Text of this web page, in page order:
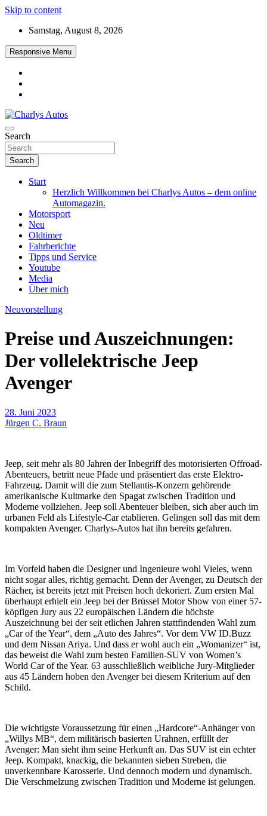
Skip to content
Samstag, August 8, 2026
Responsive Menu
Charlys Autos
Das neue Automagazin – global. regional. informativ. interaktiv
Search
Search
Start
Herzlich Willkommen bei Charlys Autos – dem online
Automagazin.
Motorsport
Neu
Oldtimer
Fahrberichte
Tipps und Service
Youtube
Media
Über mich
Neuvorstellung
Preise und Auszeichnungen:
Der vollelektrische Jeep
Avenger
28. Juni 2023
Jürgen C. Braun
Jeep, seit mehr als 80 Jahren der Inbegriff des motorisierten Offroad-
Abenteuers, betritt neue Pfade und präsentiert das erste Elektro-
Fahrzeug. Damit will die zum Stellantis-Konzern gehörende
amerikanische Kultmarke den Spagat zwischen Tradition und
Moderne vollziehen. Jeep soll Abenteuer bleiben, sich aber auch im
urbanen Feld als Lifestyle-Car etablieren. Gelingen soll das mit dem
kompakten Avenger. Charlys-Autos hat ihn bereits gefahren.
Im Vorfeld haben die Designer und Ingenieure wohl Vieles, wenn
nicht sogar alles, richtig gemacht. Denn der Avenger, zu Deutsch der
Rächer, ist bereits jetzt mit Preisen hoch dekoriert. Zum ersten Mal
überhaupt erhielt ein Jeep bei der Brüssel Motor Show von einer 57-
köpfigen Jury aus 22 europäischen Ländern die höchste
Auszeichnung bei der seit etlichen Jahren stattfindenden Wahl zum
„Car of the Year“, dem „Auto des Jahres“. Vor dem VW ID.Buzz
und dem Nissan Ariya. Und dass er wohl auch ein „Womanizer“ ist,
das beweist die Wahl zum besten Familien-SUV von Women’s
World Car of the Year. 63 ausschließlich weibliche Jury-Mitglieder
aus 45 Ländern hoben den Avenger bei diesem Kriterium auf den
Schild.
Die wichtigste Voraussetzung für einen „Hardcore“-Anhänger von
„Willys MB“, dem militärisch basierten Urahnen, erfüllt der
Avenger: Man sieht ihm seine Herkunft an. Das SUV ist ein echter
Jeep. Kompakt, knackig, die bekannten sieben Streben, die
unverkennbare Karosserie. Und dennoch modern und dynamisch.
Die Verschmelzung zwischen Tradition und Moderne ist gelungen.